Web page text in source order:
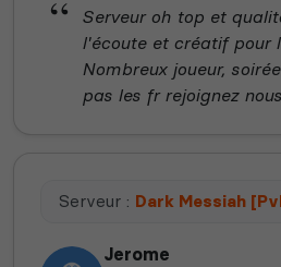
Serveur oh top et
l'écoute et créatif pour
Nombreux joueur,
pas les fr rejoignez
Serveur : Dark Messiah
Jerome